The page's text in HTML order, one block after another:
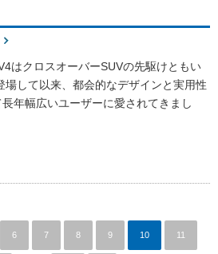
はクロスオーバーSUVの先駆けともい
場して以来、都会的なデザインと実用性
年幅広いユーザーに愛されてきまし
6 7 8 9 10 11